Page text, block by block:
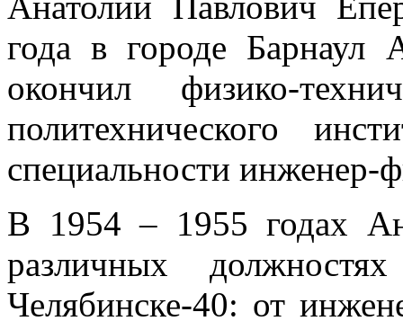
года в городе Барнаул
окончил физико-
политехнического
специальности инженер-
В 1954 – 1955 годах
различных
Челябинске-40: от